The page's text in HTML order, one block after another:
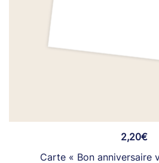
2,20€
Carte « Bon anniversaire